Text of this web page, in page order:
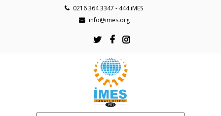
0216 364 3347 - 444 iMES
info@imes.org